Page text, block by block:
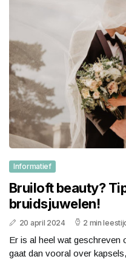
Informatief
Bruiloft beauty?
bruidsjuwelen!
20 april 2024 2 min
Er is al heel wat
gaat dan vooral over